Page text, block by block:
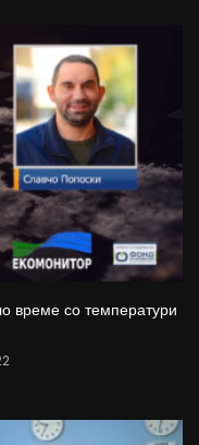
време со температури